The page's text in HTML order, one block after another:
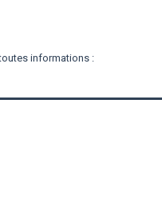
informations :